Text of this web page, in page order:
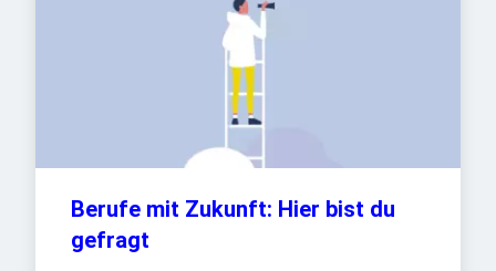
Berufe mit Zukunft: Hier bist du
gefragt